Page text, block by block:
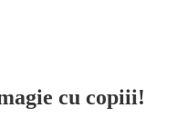
cu copiii!